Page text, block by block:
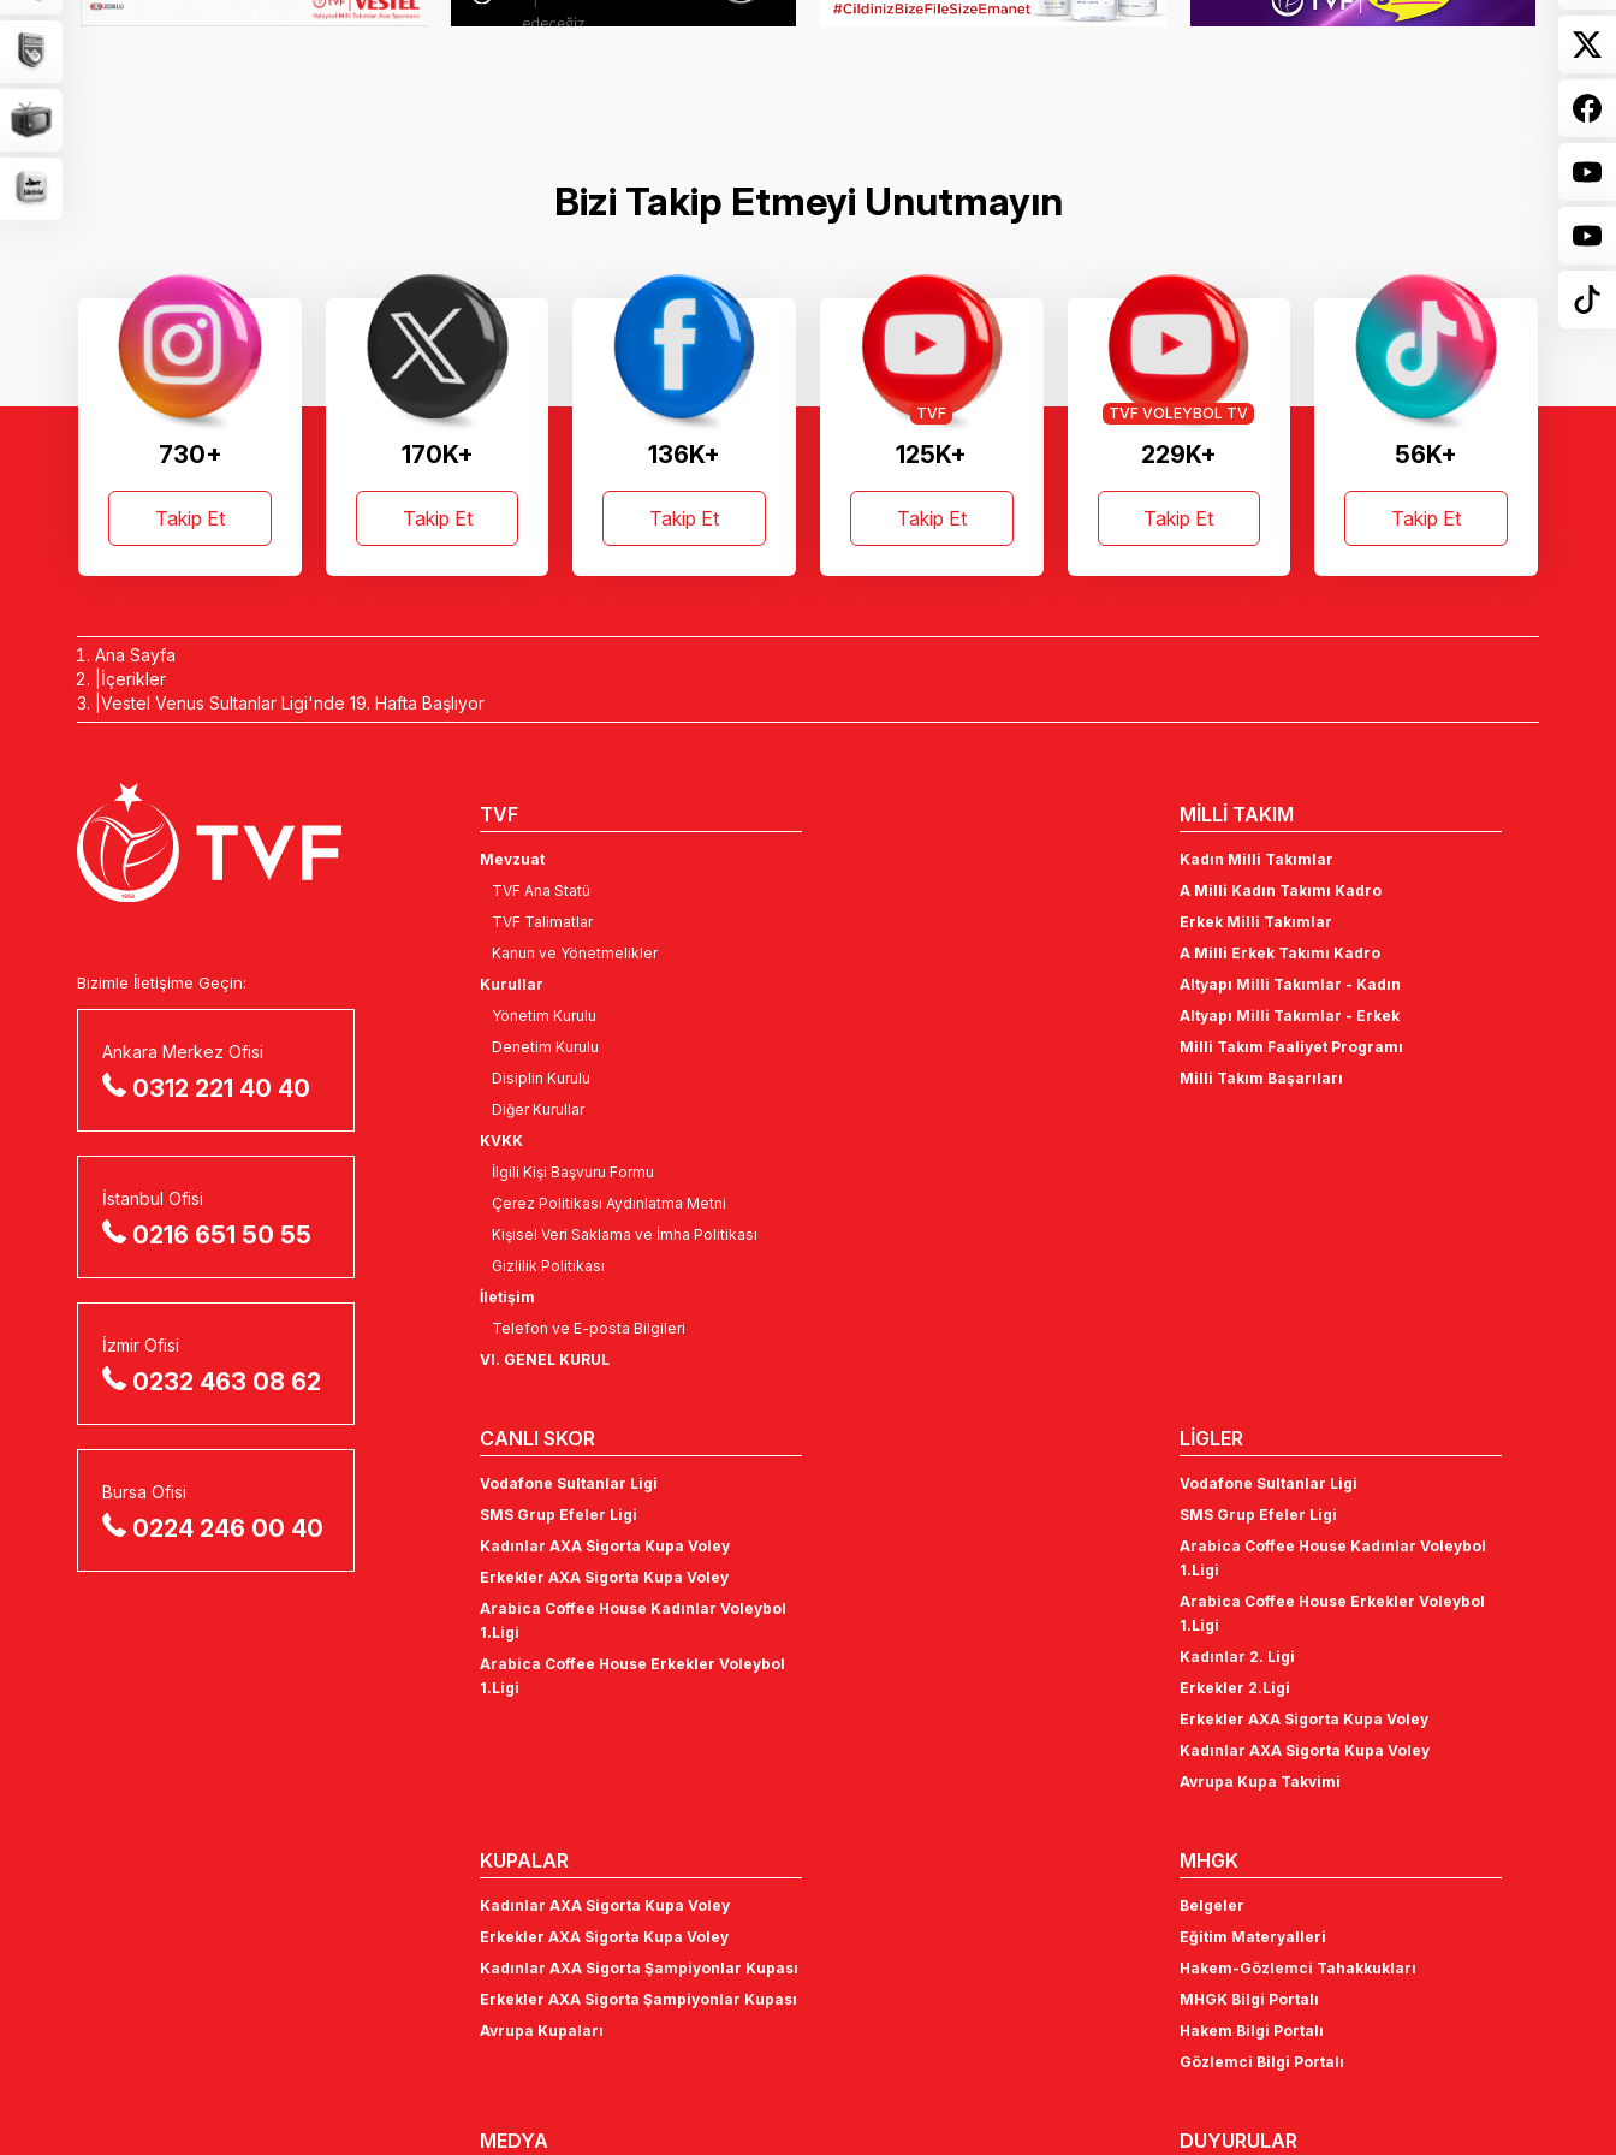
Bizi Takip Etmeyi Unutmayın
730+
Takip Et
170K+
Takip Et
136K+
Takip Et
125K+
TVF
Takip Et
229K+
TVF VOLEYBOL TV
Takip Et
56K+
Takip Et
Ana Sayfa
İçerikler
Vestel Venus Sultanlar Ligi'nde 19. Hafta Başlıyor
Bizimle İletişime Geçin:
Ankara Merkez Ofisi
0312 221 40 40
İstanbul Ofisi
0216 651 50 55
İzmir Ofisi
0232 463 08 62
Bursa Ofisi
0224 246 00 40
TVF
Mevzuat
TVF Ana Statü
TVF Talimatlar
Kanun ve Yönetmelikler
Kurullar
Yönetim Kurulu
Denetim Kurulu
Disiplin Kurulu
Diğer Kurullar
KVKK
İlgili Kişi Başvuru Formu
Çerez Politikası Aydınlatma Metni
Kişisel Veri Saklama ve İmha Politikası
Gizlilik Politikası
İletişim
Telefon ve E-posta Bilgileri
VI. GENEL KURUL
MİLLİ TAKIM
Kadın Milli Takımlar
A Milli Kadın Takımı Kadro
Erkek Milli Takımlar
A Milli Erkek Takımı Kadro
Altyapı Milli Takımlar - Kadın
Altyapı Milli Takımlar - Erkek
Milli Takım Faaliyet Programı
Milli Takım Başarıları
CANLI SKOR
Vodafone Sultanlar Ligi
SMS Grup Efeler Ligi
Kadınlar AXA Sigorta Kupa Voley
Erkekler AXA Sigorta Kupa Voley
Arabica Coffee House Kadınlar Voleybol
1.Ligi
Arabica Coffee House Erkekler Voleybol
1.Ligi
LİGLER
Vodafone Sultanlar Ligi
SMS Grup Efeler Ligi
Arabica Coffee House Kadınlar Voleybol
1.Ligi
Arabica Coffee House Erkekler Voleybol
1.Ligi
Kadınlar 2. Ligi
Erkekler 2.Ligi
Erkekler AXA Sigorta Kupa Voley
Kadınlar AXA Sigorta Kupa Voley
Avrupa Kupa Takvimi
KUPALAR
Kadınlar AXA Sigorta Kupa Voley
Erkekler AXA Sigorta Kupa Voley
Kadınlar AXA Sigorta Şampiyonlar Kupası
Erkekler AXA Sigorta Şampiyonlar Kupası
Avrupa Kupaları
MHGK
Belgeler
Eğitim Materyalleri
Hakem-Gözlemci Tahakkukları
MHGK Bilgi Portalı
Hakem Bilgi Portalı
Gözlemci Bilgi Portalı
MEDYA DUYURULAR